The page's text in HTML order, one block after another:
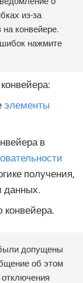
из-за
на конвейере.
нажмите
элементы
в
получения,
данных.
конвейера.
допущены
об этом
отключения